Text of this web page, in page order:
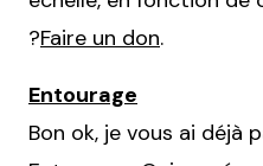
?Faire un don.
Entourage
Bon ok, je vous ai déjà